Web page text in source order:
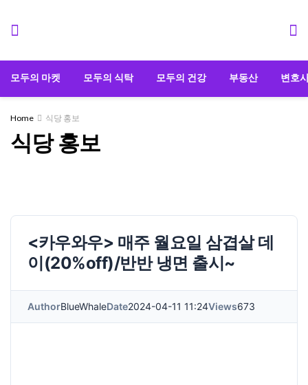
모두의 마켓 모두의 식탁 모두의 건강 부동산 변호
Home 식당 홍보
식당 홍보
<카우와우> 매주 월요일 삼겹살 데
이(20%off)/반반 냉면 출시~
AuthorBlueWhaleDate2024-04-11 11:24Views673